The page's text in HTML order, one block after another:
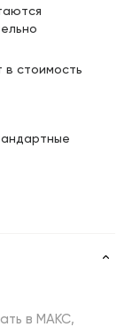
в стоимость
в МАКС,